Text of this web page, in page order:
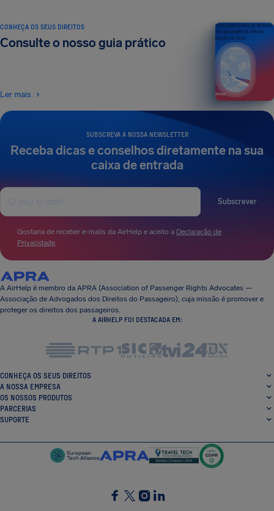
SUBSCREVA A NOSSA NEWSLETTER
Receba dicas e conselhos diretamente na sua
caixa de entrada
Subscrever
Gostaria de receber e-mails da AirHelp e aceito a Declaração de
Privacidade.
CONHEÇA OS SEUS DIREITOS
Consulte o nosso guia prático
Ler mais
O seu guia sobre os direitos
dos passageiros aéreos
EDIÇÃO DE 2026
A AirHelp é membro da APRA (Association of Passenger Rights Advocates —
Associação de Advogados dos Direitos do Passageiro), cuja missão é promover e
proteger os direitos dos passageiros.
A AIRHELP FOI DESTACADA EM:
CONHEÇA OS SEUS DIREITOS
A NOSSA EMPRESA
OS NOSSOS PRODUTOS
PARCERIAS
SUPORTE